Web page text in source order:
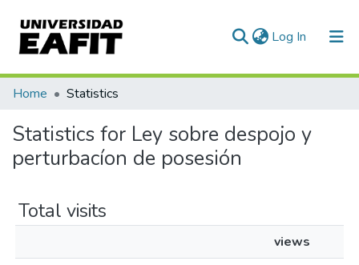
Log In (current)
Communities & Collections
All of DSpace
Home Statistics
Statistics for Ley sobre despojo y
perturbacíon de posesión
Total visits
views